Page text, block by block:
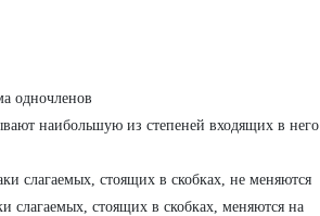
одночленов
наибольшую из степеней входящих в него
слагаемых, стоящих в скобках, не меняются
слагаемых, стоящих в скобках, меняются на